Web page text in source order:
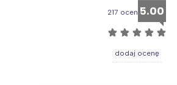
217 ocen 5.00
☆ ☆ ☆ ☆ ☆
dodaj ocenę